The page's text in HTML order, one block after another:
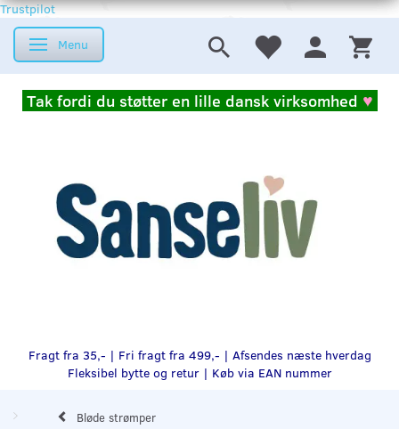
Trustpilot
Skifte navigation
Menu
Tak fordi du støtter en lille dansk virksomhed ♥
Fragt fra 35,- | Fri fragt fra 499,- | Afsendes næste hverdag
Fleksibel bytte og retur | Køb via EAN nummer
Bløde strømper